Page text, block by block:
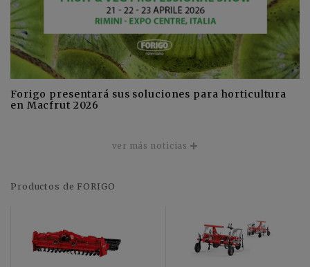
Forigo presentará sus soluciones para horticultura
en Macfrut 2026
ver más noticias
Productos de FORIGO